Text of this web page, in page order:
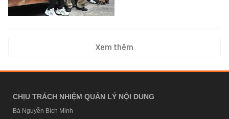
Xem thêm
CHỊU TRÁCH NHIỆM QUẢN LÝ NỘI DUNG
Bà Nguyễn Bích Minh